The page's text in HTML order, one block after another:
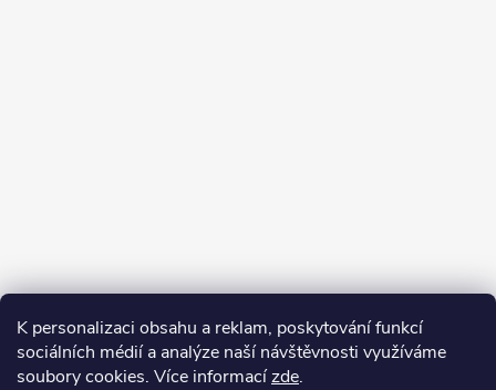
K personalizaci obsahu a reklam, poskytování funkcí
sociálních médií a analýze naší návštěvnosti využíváme
soubory cookies. Více informacízde.